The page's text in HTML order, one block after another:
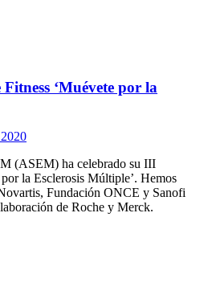
‘Muévete por la
(ASEM) ha celebrado su III
la Esclerosis Múltiple’. Hemos
Fundación ONCE y Sanofi
de Roche y Merck.